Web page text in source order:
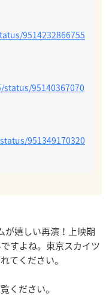
9514232866755
95140367070
951349170320
が嬉しい再演！上映期
すよね。東京スカイツ
てください。
ください。